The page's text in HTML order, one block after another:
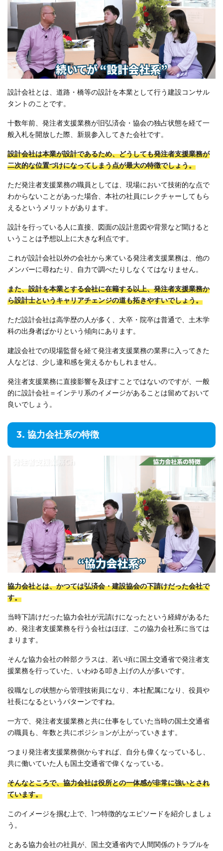
設計会社とは、道路・橋等の設計を本業として行う建設コンサル
タントのことです。
十数年前、発注者支援業務が旧弘済会・協会の独占状態を経て一
般入札を開放した際、新規参入してきた会社です。
設計会社は本業が設計であるため、どうしても発注者支援業務が
二次的な位置づけになってしまう点が最大の特徴でしょう。
ただ発注者支援業務の職員としては、現場において技術的な点で
わからないことがあった場合、本社の社員にレクチャーしてもら
えるというメリットがあります。
設計を行っている人に直接、図面の設計意図や背景など聞けると
いうことは予想以上に大きな利点です。
これが設計会社以外の会社から来ている発注者支援業務は、他の
メンバーに尋ねたり、自力で調べたりしなくてはなりません。
また、設計を本業とする会社に在籍する以上、発注者支援業務か
ら設計士というキャリアチェンジの道も拓きやすいでしょう。
ただ設計会社は高学歴の人が多く、大卒・院卒は普通で、土木学
科の出身者ばかりという傾向にあります。
建設会社での現場監督を経て発注者支援業務の業界に入ってきた
人などは、少し違和感を覚えるかもしれません。
発注者支援業務に直接影響を及ぼすことではないのですが、一般
的に設計会社＝インテリ系のイメージがあることは留めておいて
良いでしょう。
3. 協力会社系の特徴
協力会社とは、かつては弘済会・建設協会の下請けだった会社で
す。
当時下請けだった協力会社が元請けになったという経緯があるた
め、発注者支援業務を行う会社はほぼ、この協力会社系に当ては
まります。
そんな協力会社の幹部クラスは、若い頃に国土交通省で発注者支
援業務を行っていた、いわゆる叩き上げの人が多いです。
役職なしの状態から管理技術員になり、本社配属になり、役員や
社長になるというパターンですね。
一方で、発注者支援業務と共に仕事をしていた当時の国土交通省
の職員も、年数と共にポジションが上がっていきます。
つまり発注者支援業務側からすれば、自分も偉くなっているし、
共に働いていた人も国土交通省で偉くなっている。
そんなところで、協力会社は役所との一体感が非常に強いとされ
ています。
このイメージを掴む上で、1つ特徴的なエピソードを紹介しましょ
う。
とある協力会社の社員が、国土交通省内で人間関係のトラブルを